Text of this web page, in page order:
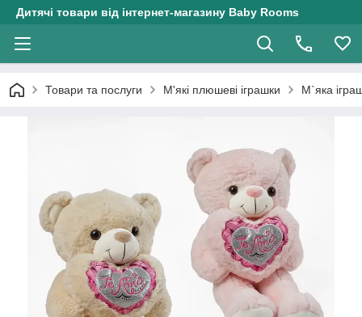
Дитячі товари від інтернет-магазину Baby Rooms
Товари та послуги М'які плюшеві іграшки М`яка